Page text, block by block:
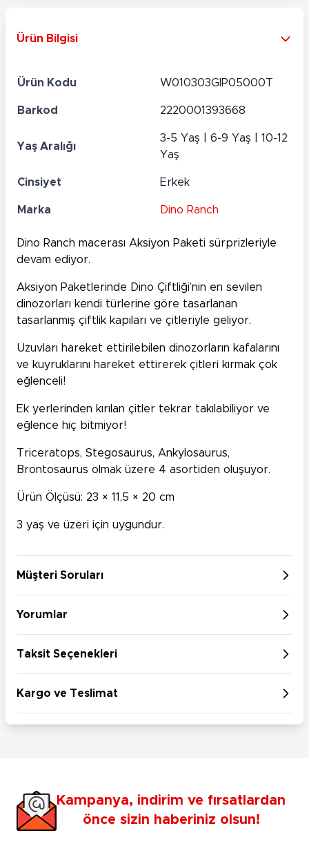
Ürün Bilgisi
Ürün Kodu W010303GIP05000T
Barkod 2220001393668
Yaş Aralığı
3-5 Yaş | 6-9 Yaş | 10-12
Yaş
Cinsiyet Erkek
Marka Dino Ranch
Dino Ranch macerası Aksiyon Paketi sürprizleriyle
devam ediyor.
Aksiyon Paketlerinde Dino Çiftliği’nin en sevilen
dinozorları kendi türlerine göre tasarlanan
tasarlanmış çiftlik kapıları ve çitleriyle geliyor.
Uzuvları hareket ettirilebilen dinozorların kafalarını
ve kuyruklarını hareket ettirerek çitleri kırmak çok
eğlenceli!
Ek yerlerinden kırılan çitler tekrar takılabiliyor ve
eğlence hiç bitmiyor!
Triceratops, Stegosaurus, Ankylosaurus,
Brontosaurus olmak üzere 4 asortiden oluşuyor.
Ürün Ölçüsü: 23 × 11,5 × 20 cm
3 yaş ve üzeri için uygundur.
Müşteri Soruları
Yorumlar
Taksit Seçenekleri
Kargo ve Teslimat
Kampanya, indirim ve fırsatlardan
önce sizin haberiniz olsun!